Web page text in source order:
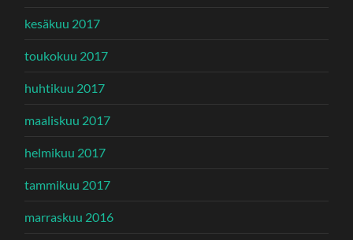
kesäkuu 2017
toukokuu 2017
huhtikuu 2017
maaliskuu 2017
helmikuu 2017
tammikuu 2017
marraskuu 2016